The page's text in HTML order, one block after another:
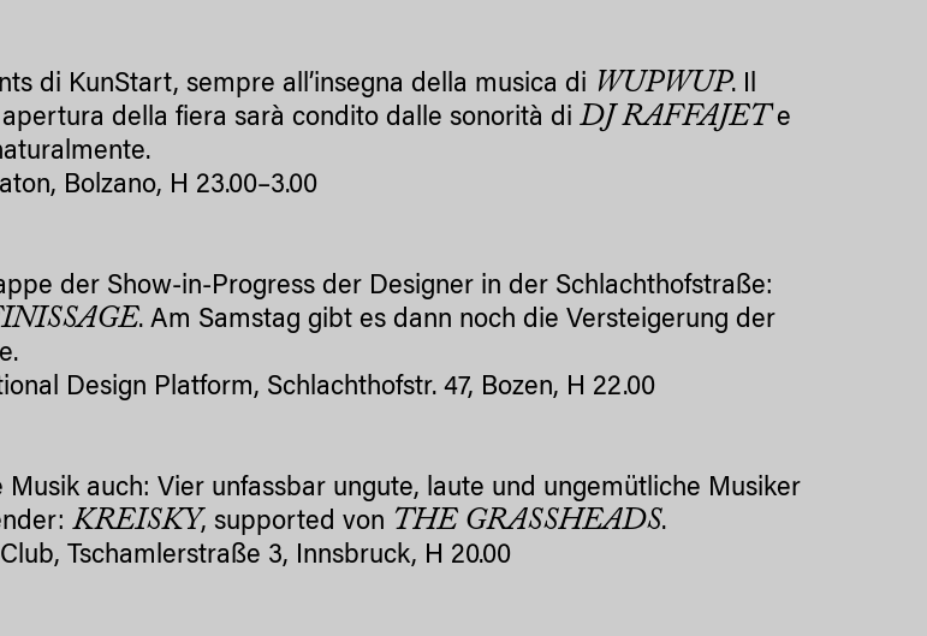
di KunStart, sempre all’insegna della musica di WUPWUP. Il
della fiera sarà condito dalle sonorità diDJ RAFFAJETe
Bolzano, H 23.00–3.00
der Show-in-Progress der Designer in der Schlachthofstraße:
. Am Samstag gibt es dann noch die Versteigerung der
Design Platform, Schlachthofstr. 47, Bozen, H 22.00
Musik auch: Vier unfassbar ungute, laute und ungemütliche Musiker
KREISKY, supported von THE GRASSHEADS.
Tschamlerstraße 3, Innsbruck, H 20.00